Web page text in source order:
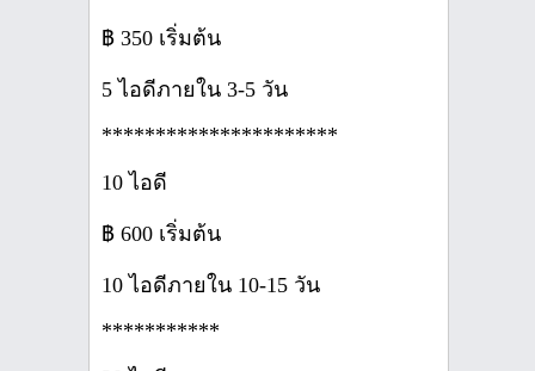
฿ 350 เริ่มต้น
5 ไอดีภายใน 3-5 วัน
**********************
10 ไอดี
฿ 600 เริ่มต้น
10 ไอดีภายใน 10-15 วัน
***********